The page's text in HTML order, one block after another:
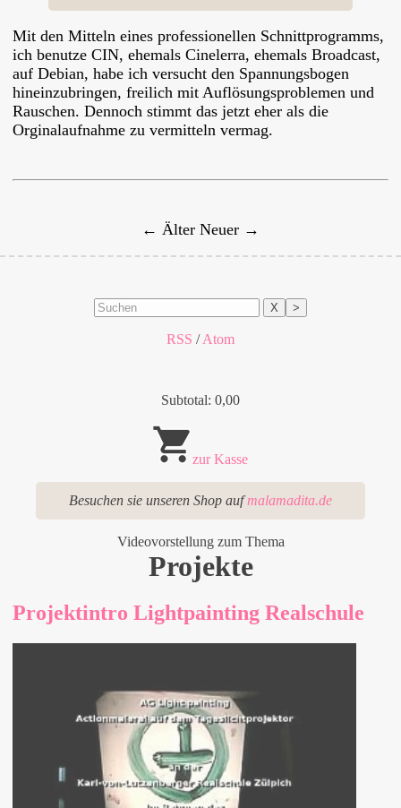
Mit den Mitteln eines professionellen Schnittprogramms,
ich benutze CIN, ehemals Cinelerra, ehemals Broadcast,
auf Debian, habe ich versucht den Spannungsbogen
hineinzubringen, freilich mit Auflösungsproblemen und
Rauschen. Dennoch stimmt das jetzt eher als die
Orginalaufnahme zu vermitteln vermag.
← Älter Neuer →
X >
RSS /Atom
Subtotal: 0,00
zur Kasse
Besuchen sie unseren Shop aufmalamadita.de
Videovorstellung zum Thema
Projekte
Projektintro Lightpainting Realschule